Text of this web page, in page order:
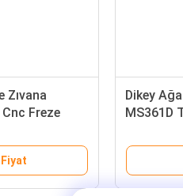
Zıvana
Freze
Fiyat
Dikey
MS361D